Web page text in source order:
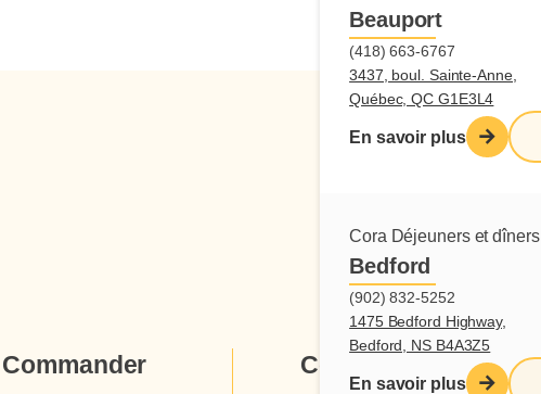
Beauport
(418) 663-6767
3437, boul. Sainte-Anne,
Québec, QC G1E3L4
En savoir plus
Cora Déjeuners et dîners
Bedford
(902) 832-5252
1475 Bedford Highway,
Bedford, NS B4A3Z5
En savoir plus
Commander Cora